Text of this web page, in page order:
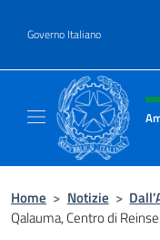
Governo Italiano
Intestazione
Home > Notizie >
Qalauma, Centro di